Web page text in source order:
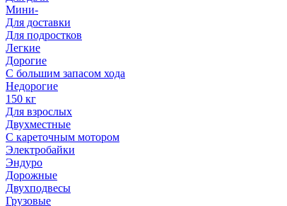
Мини-
Для доставки
Для подростков
Легкие
Дорогие
С большим запасом хода
Недорогие
150 кг
Для взрослых
Двухместные
С кареточным мотором
Электробайки
Эндуро
Дорожные
Двухподвесы
Грузовые